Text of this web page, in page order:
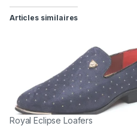
Articles similaires
Royal Eclipse Loafers